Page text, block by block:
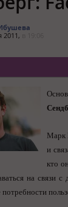
2011,
Марк
и
кто
на связи